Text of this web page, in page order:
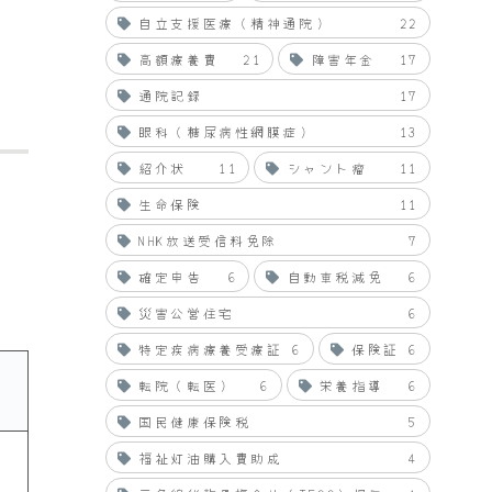
自立支援医療（精神通院）
22
高額療養費
21 障害年金
17
通院記録
17
眼科（糖尿病性網膜症）
13
紹介状
11 シャント瘤
11
生命保険
11
NHK放送受信料免除
7
確定申告
6 自動車税減免
6
災害公営住宅
6
特定疾病療養受療証
6 保険証
6
転院（転医）
6 栄養指導
6
国民健康保険税
5
福祉灯油購入費助成
4